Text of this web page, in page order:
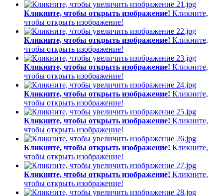
Кликните, чтобы открыть изображение! Кликните,
чтобы открыть изображение!
Кликните, чтобы открыть изображение! Кликните,
чтобы открыть изображение!
Кликните, чтобы открыть изображение! Кликните,
чтобы открыть изображение!
Кликните, чтобы открыть изображение! Кликните,
чтобы открыть изображение!
Кликните, чтобы открыть изображение! Кликните,
чтобы открыть изображение!
Кликните, чтобы открыть изображение! Кликните,
чтобы открыть изображение!
Кликните, чтобы открыть изображение! Кликните,
чтобы открыть изображение!